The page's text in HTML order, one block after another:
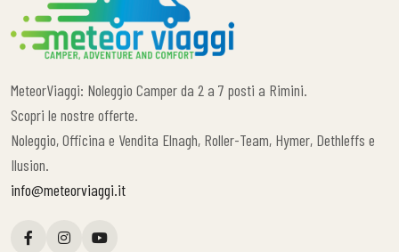
MeteorViaggi: Noleggio Camper da 2 a 7 posti a Rimini.
Scopri le nostre offerte.
Noleggio, Officina e Vendita Elnagh, Roller-Team, Hymer, Dethleffs e
Ilusion.
info@meteorviaggi.it